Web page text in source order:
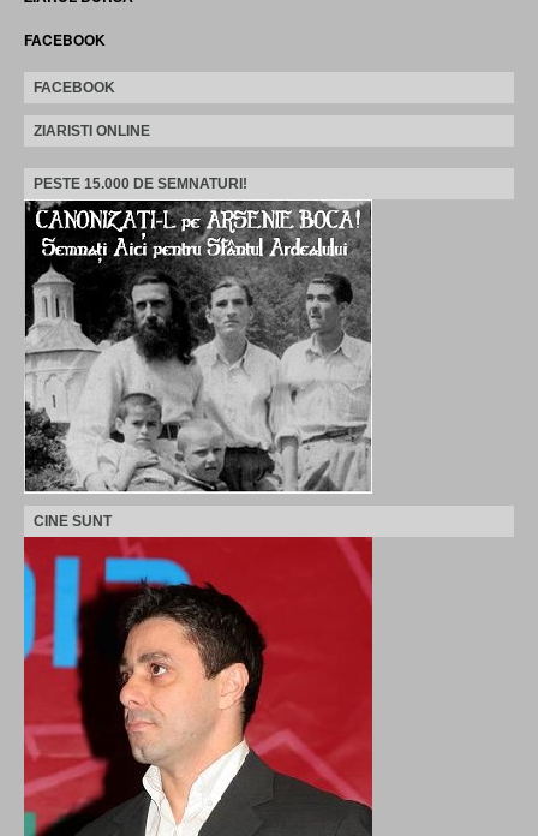
FACEBOOK
FACEBOOK
ZIARISTI ONLINE
PESTE 15.000 DE SEMNATURI!
CINE SUNT